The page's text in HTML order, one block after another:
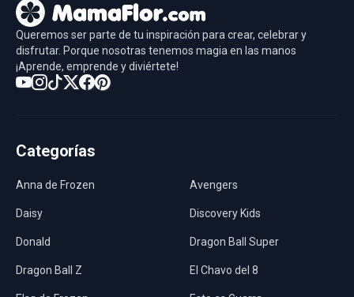
Queremos ser parte de tu inspiración para crear, celebrar y
disfrutar. Porque nosotras tenemos magia en las manos
¡Aprende, emprende y diviértete!
Categorías
Anna de Frozen Avengers
Daisy Discovery Kids
Donald Dragon Ball Super
Dragon Ball Z El Chavo del 8